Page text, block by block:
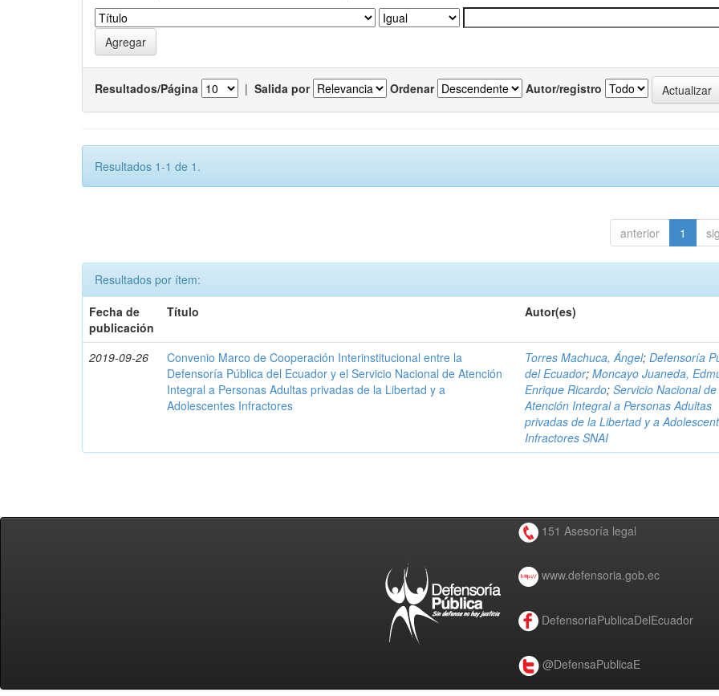
Resultados/Página | Salida por Ordenar Autor/registro
Resultados 1-1 de 1.
anterior 1
Resultados por ítem:
Fecha de
publicación
Título Autor(es)
2019-09-26
Convenio Marco de Cooperación Interinstitucional entre la
Defensoría Pública del Ecuador y el Servicio Nacional de Atención
Integral a Personas Adultas privadas de la Libertad y a
Adolescentes Infractores
Torres Machuca, Ángel;Defensoría
del Ecuador;Moncayo Juaneda,
Enrique Ricardo;Servicio Nacional de
Atención Integral a Personas Adultas
privadas de la Libertad y a
Infractores SNAI
151 Asesoría legal
www.defensoria.gob.ec
DefensoriaPublicaDelEcuador
@DefensaPublicaE